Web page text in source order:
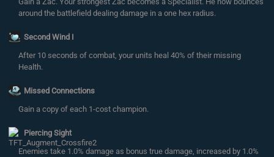
around the battlefield dealing damage in a one hex radius.
Second Wind I
After 10 seconds of combat, your units heal 40% of their missing
Health.
Missed Connections
Gain a copy of each 1-cost champion.
Piercing Sight
Enemies take 1.0% damage as bonus true damage, increased by 1.0%